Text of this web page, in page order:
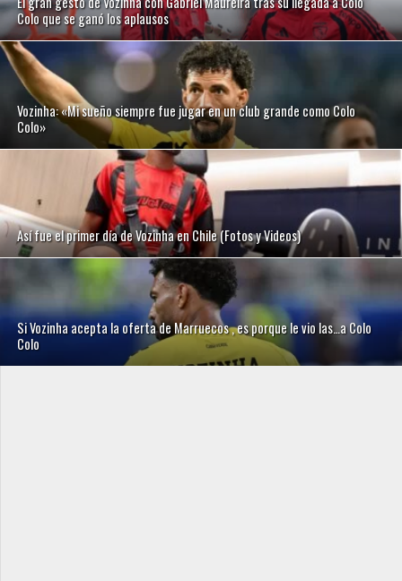
Colo que se ganó los aplausos
Vozinha: «Mi sueño siempre fue jugar en un club grande como Colo
Colo»
Así fue el primer día de Vozinha en Chile (Fotos y Videos)
Si Vozinha acepta la oferta de Marruecos , es porque le vio las…a Colo
Colo